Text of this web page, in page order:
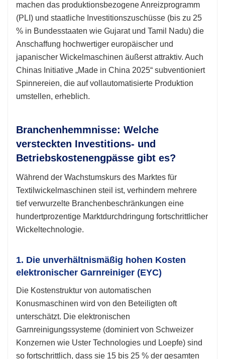
machen das produktionsbezogene Anreizprogramm
(PLI) und staatliche Investitionszuschüsse (bis zu 25
% in Bundesstaaten wie Gujarat und Tamil Nadu) die
Anschaffung hochwertiger europäischer und
japanischer Wickelmaschinen äußerst attraktiv. Auch
Chinas Initiative „Made in China 2025“ subventioniert
Spinnereien, die auf vollautomatisierte Produktion
umstellen, erheblich.
Branchenhemmnisse: Welche
versteckten Investitions- und
Betriebskostenengpässe gibt es?
Während der Wachstumskurs des Marktes für
Textilwickelmaschinen steil ist, verhindern mehrere
tief verwurzelte Branchenbeschränkungen eine
hundertprozentige Marktdurchdringung fortschrittlicher
Wickeltechnologie.
1. Die unverhältnismäßig hohen Kosten
elektronischer Garnreiniger (EYC)
Die Kostenstruktur von automatischen
Konusmaschinen wird von den Beteiligten oft
unterschätzt. Die elektronischen
Garnreinigungssysteme (dominiert von Schweizer
Konzernen wie Uster Technologies und Loepfe) sind
so fortschrittlich, dass sie 15 bis 25 % der gesamten